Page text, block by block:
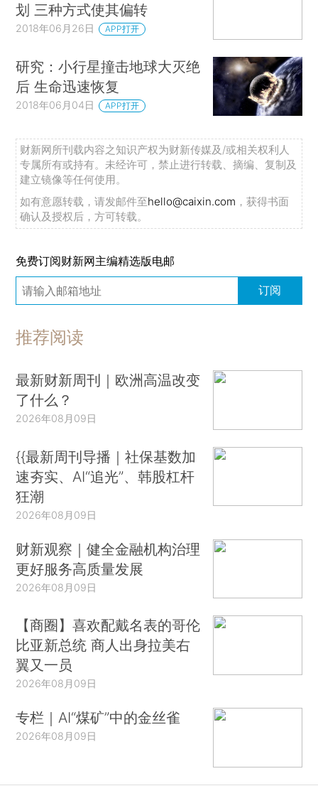
划 三种方式使其偏转
2018年06月26日 APP打开
研究：小行星撞击地球大灭绝
后 生命迅速恢复
2018年06月04日 APP打开
财新网所刊载内容之知识产权为财新传媒及/或相关权利人
专属所有或持有。未经许可，禁止进行转载、摘编、复制及
建立镜像等任何使用。
如有意愿转载，请发邮件至hello@caixin.com ，获得书面
确认及授权后，方可转载。
免费订阅财新网主编精选版电邮
订阅
推荐阅读
最新财新周刊｜欧洲高温改变
了什么？
2026年08月09日
{{最新周刊导播｜社保基数加
速夯实、AI“追光”、韩股杠杆
狂潮
2026年08月09日
财新观察｜健全金融机构治理
更好服务高质量发展
2026年08月09日
【商圈】喜欢配戴名表的哥伦
比亚新总统 商人出身拉美右
翼又一员
2026年08月09日
专栏｜AI“煤矿”中的金丝雀
2026年08月09日